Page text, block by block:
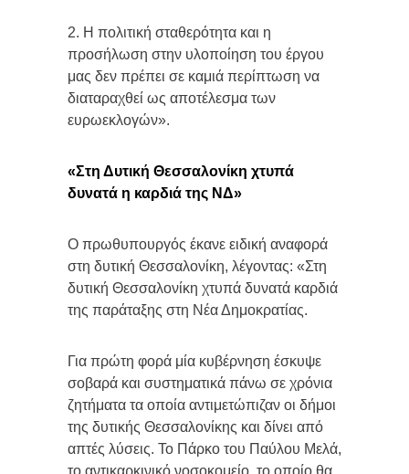
2. Η πολιτική σταθερότητα και η
προσήλωση στην υλοποίηση του έργου
μας δεν πρέπει σε καμιά περίπτωση να
διαταραχθεί ως αποτέλεσμα των
ευρωεκλογών».
«Στη Δυτική Θεσσαλονίκη χτυπά
δυνατά η καρδιά της ΝΔ»
Ο πρωθυπουργός έκανε ειδική αναφορά
στη δυτική Θεσσαλονίκη, λέγοντας: «Στη
δυτική Θεσσαλονίκη χτυπά δυνατά καρδιά
της παράταξης στη Νέα Δημοκρατίας.
Για πρώτη φορά μία κυβέρνηση έσκυψε
σοβαρά και συστηματικά πάνω σε χρόνια
ζητήματα τα οποία αντιμετώπιζαν οι δήμοι
της δυτικής Θεσσαλονίκης και δίνει από
απτές λύσεις. Το Πάρκο του Παύλου Μελά,
το αντικαρκινικό νοσοκομείο, το οποίο θα